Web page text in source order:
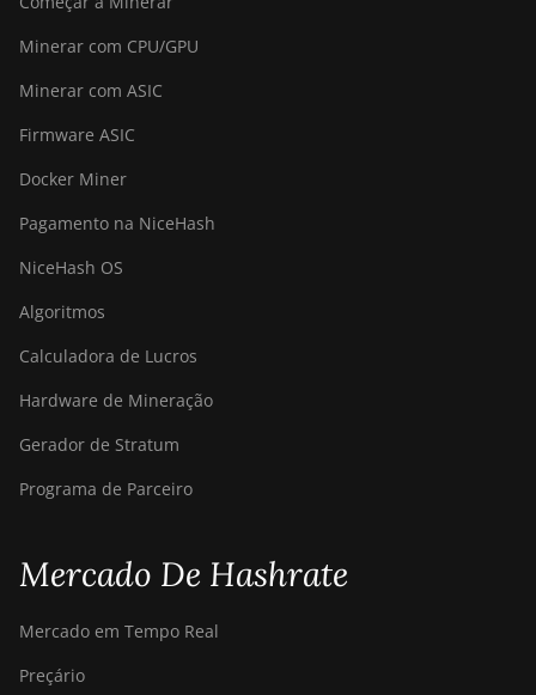
Minerar com CPU/GPU
Minerar com ASIC
Firmware ASIC
Docker Miner
Pagamento na NiceHash
NiceHash OS
Algoritmos
Calculadora de Lucros
Hardware de Mineração
Gerador de Stratum
Programa de Parceiro
Mercado De Hashrate
Mercado em Tempo Real
Preçário